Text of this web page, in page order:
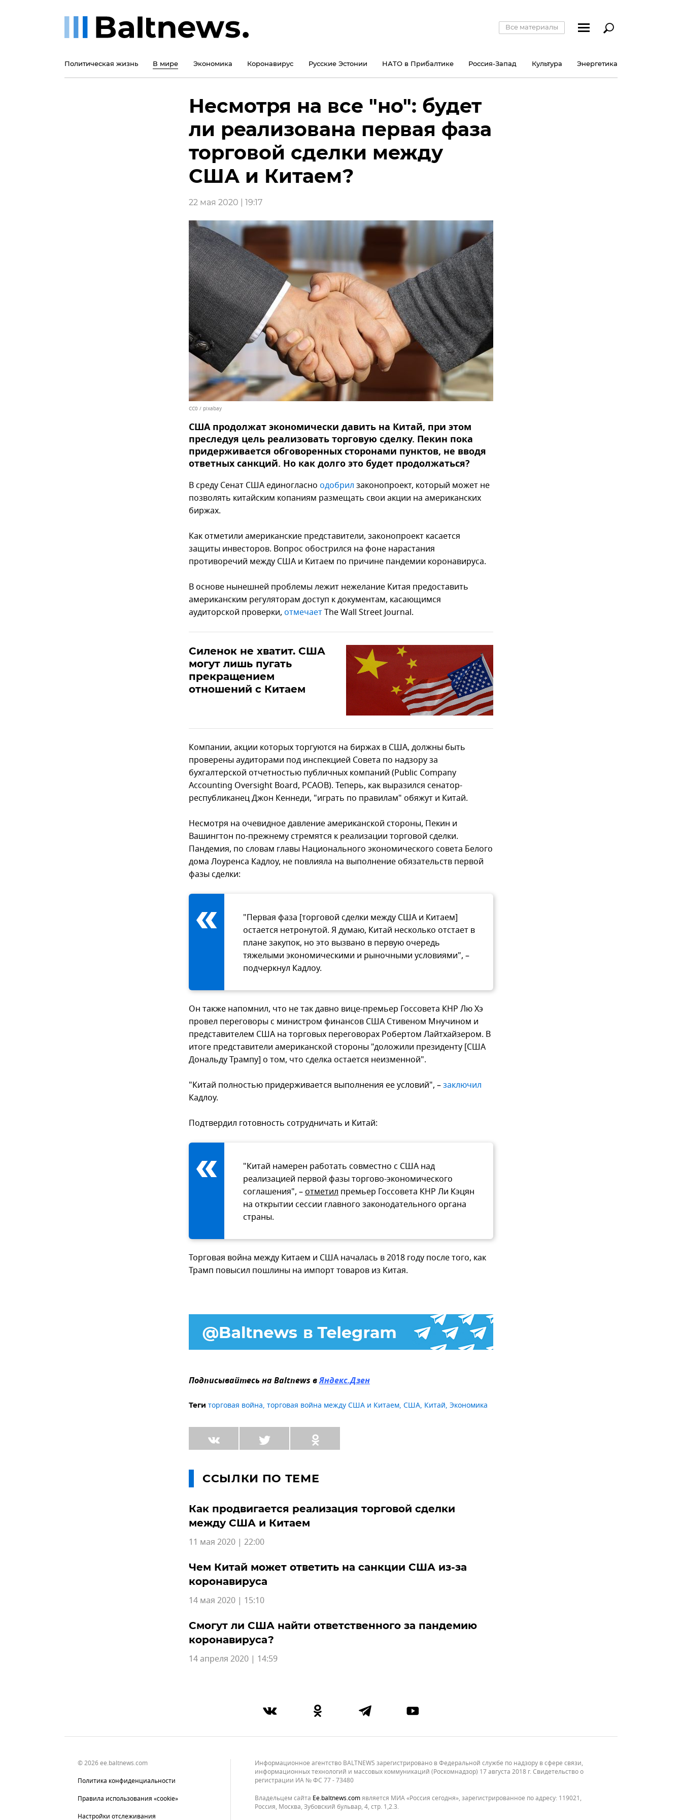
Все материалы
Политическая жизнь В мире Экономика Коронавирус Русские Эстонии НАТО в Прибалтике Россия-Запад Культура Энергетика
Несмотря на все "но": будет
ли реализована первая фаза
торговой сделки между
США и Китаем?
22 мая 2020 | 19:17
CC0 / pixabay
США продолжат экономически давить на Китай, при этом
преследуя цель реализовать торговую сделку. Пекин пока
придерживается обговоренных сторонами пунктов, не вводя
ответных санкций. Но как долго это будет продолжаться?
В среду Сенат США единогласно одобрил законопроект, который может не
позволять китайским копаниям размещать свои акции на американских
биржах.
Как отметили американские представители, законопроект касается
защиты инвесторов. Вопрос обострился на фоне нарастания
противоречий между США и Китаем по причине пандемии коронавируса.
В основе нынешней проблемы лежит нежелание Китая предоставить
американским регуляторам доступ к документам, касающимся
аудиторской проверки, отмечаетThe Wall Street Journal.
Силенок не хватит. США
могут лишь пугать
прекращением
отношений с Китаем
Компании, акции которых торгуются на биржах в США, должны быть
проверены аудиторами под инспекцией Совета по надзору за
бухгалтерской отчетностью публичных компаний (Public Company
Accounting Oversight Board, PCAOB). Теперь, как выразился сенатор-
республиканец Джон Кеннеди, "играть по правилам" обяжут и Китай.
Несмотря на очевидное давление американской стороны, Пекин и
Вашингтон по-прежнему стремятся к реализации торговой сделки.
Пандемия, по словам главы Национального экономического совета Белого
дома Лоуренса Кадлоу, не повлияла на выполнение обязательств первой
фазы сделки:
"Первая фаза [торговой сделки между США и Китаем]
остается нетронутой. Я думаю, Китай несколько отстает в
плане закупок, но это вызвано в первую очередь
тяжелыми экономическими и рыночными условиями", –
подчеркнул Кадлоу.
Он также напомнил, что не так давно вице-премьер Госсовета КНР Лю Хэ
провел переговоры с министром финансов США Стивеном Мнучином и
представителем США на торговых переговорах Робертом Лайтхайзером. В
итоге представители американской стороны "доложили президенту [США
Дональду Трампу] о том, что сделка остается неизменной".
"Китай полностью придерживается выполнения ее условий", –заключил
Кадлоу.
Подтвердил готовность сотрудничать и Китай:
"Китай намерен работать совместно с США над
реализацией первой фазы торгово-экономического
соглашения", –отметил премьер Госсовета КНР Ли Кэцян
на открытии сессии главного законодательного органа
страны.
Торговая война между Китаем и США началась в 2018 году после того, как
Трамп повысил пошлины на импорт товаров из Китая.
Подписывайтесь на Baltnews вЯндекс.Дзен
Теги торговая война, торговая война между США и Китаем, США, Китай, Экономика
ССЫЛКИ ПО ТЕМЕ
Как продвигается реализация торговой сделки
между США и Китаем
11 мая 2020 | 22:00
Чем Китай может ответить на санкции США из-за
коронавируса
14 мая 2020 | 15:10
Смогут ли США найти ответственного за пандемию
коронавируса?
14 апреля 2020 | 14:59
© 2026 ee.baltnews.com
Политика конфиденциальности
Правила использования «cookie»
Настройки отслеживания
Информационное агентство BALTNEWS зарегистрировано в Федеральной службе по надзору в сфере связи,
информационных технологий и массовых коммуникаций (Роскомнадзор) 17 августа 2018 г. Свидетельство о
регистрации ИА № ФС 77 - 73480
Владельцем сайта
ee.baltnews.comявляется МИА «Россия сегодня», зарегистрированное по адресу: 119021,
Россия, Москва, Зубовский бульвар, 4, стр. 1,2.3.